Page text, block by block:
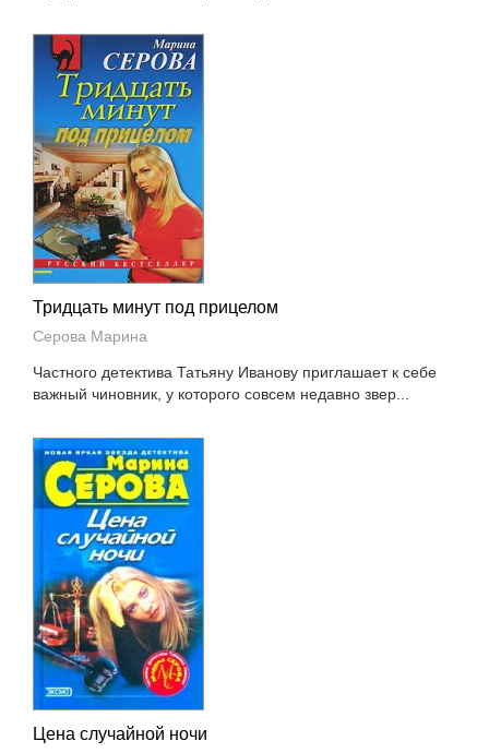
Тридцать минут под прицелом
Серова Марина
Частного детектива Татьяну Иванову приглашает к себе
важный чиновник, у которого совсем недавно звер...
Цена случайной ночи